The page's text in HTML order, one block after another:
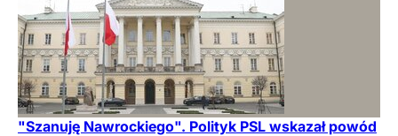
"Szanuję Nawrockiego". Polityk PSL wskazał powód